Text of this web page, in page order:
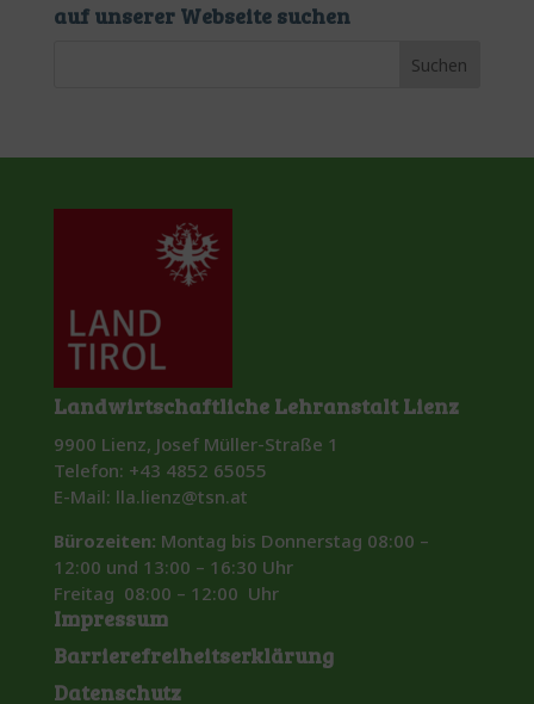
auf unserer Webseite suchen
Landwirtschaftliche Lehranstalt Lienz
9900 Lienz, Josef Müller-Straße 1
Telefon: +43 4852 65055
E-Mail: lla.lienz@tsn.at
Bürozeiten: Montag bis Donnerstag 08:00 –
12:00 und 13:00 – 16:30 Uhr
Freitag 08:00 – 12:00 Uhr
Impressum
Barrierefreiheitserklärung
Datenschutz